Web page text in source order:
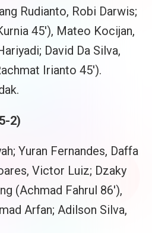
Rudianto, Robi Darwis;
45′), Mateo Kocijan,
David Da Silva,
Irianto 45′).
2)
Yuran Fernandes, Daffa
Victor Luiz; Dzaky
(Achmad Fahrul 86′),
Arfan; Adilson Silva,